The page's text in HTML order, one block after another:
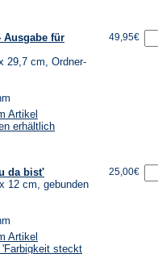
Ausgabe für
29,7 cm, Ordner-
Artikel
erhältlich
49,95€
da bist'
12 cm, gebunden
Artikel
'Farbigkeit steckt
25,00€